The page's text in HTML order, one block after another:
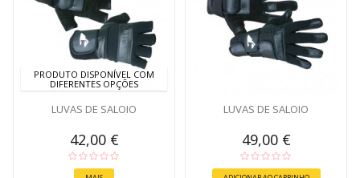
PRODUTO DISPONÍVEL COM
DIFERENTES OPÇÕES
LUVAS DE SALOIO
42,00 €
LUVAS DE SALOIO
49,00 €